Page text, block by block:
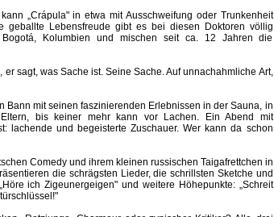
„Crápula" in etwa mit Ausschweifung oder Trunkenheit
geballte Lebensfreude gibt es bei diesen Doktoren völlig
Kolumbien und mischen seit ca. 12 Jahren die
sagt, was Sache ist. Seine Sache. Auf unnachahmliche Art,
mit seinen faszinierenden Erlebnissen in der Sauna, in
bis keiner mehr kann vor Lachen. Ein Abend mit
lachende und begeisterte Zuschauer. Wer kann da schon
Comedy und ihrem kleinen russischen Taigafrettchen in
die schrägsten Lieder, die schrillsten Sketche und
ich Zigeunergeigen" und weitere Höhepunkte: „Schreit